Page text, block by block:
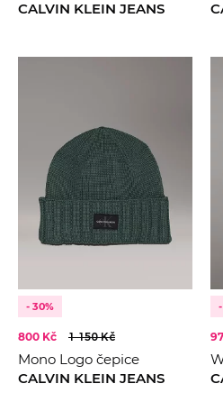
CALVIN KLEIN JEANS
- 30%
800 Kč 1 150 Kč
Mono Logo čepice
CALVIN KLEIN JEANS